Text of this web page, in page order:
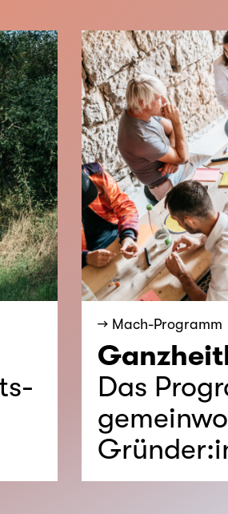
→ Mach-Programm
Das